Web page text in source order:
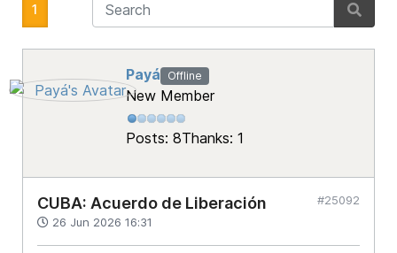
1
Payá Offline
New Member
Posts: 8Thanks: 1
CUBA: Acuerdo de Liberación
26 Jun 2026 16:31
#25092